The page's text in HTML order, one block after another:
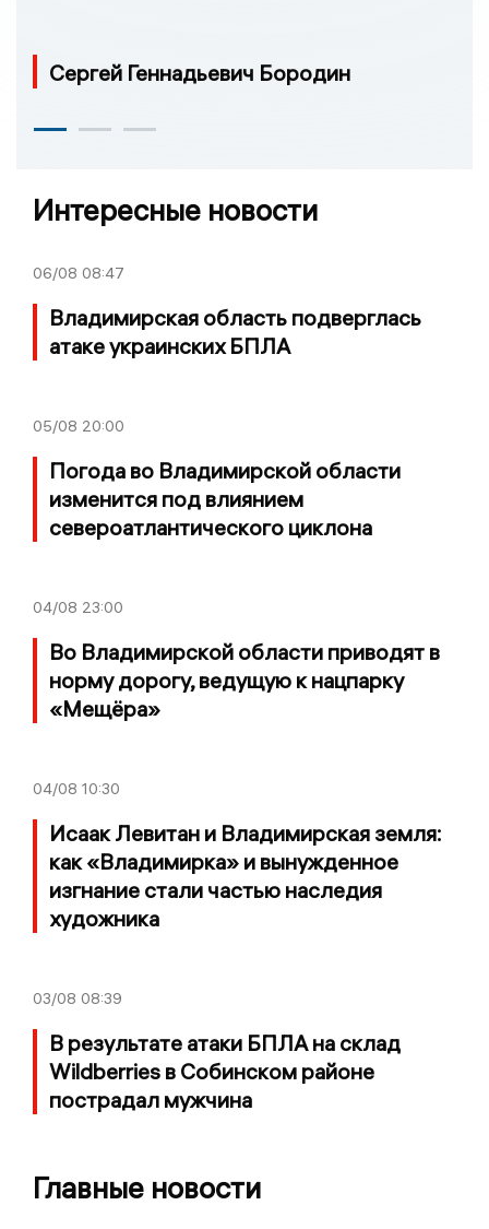
Сергей Геннадьевич Бородин
Интересные новости
06/08 08:47
Владимирская область подверглась
атаке украинских БПЛА
05/08 20:00
Погода во Владимирской области
изменится под влиянием
североатлантического циклона
04/08 23:00
Во Владимирской области приводят в
норму дорогу, ведущую к нацпарку
«Мещёра»
04/08 10:30
Исаак Левитан и Владимирская земля:
как «Владимирка» и вынужденное
изгнание стали частью наследия
художника
03/08 08:39
В результате атаки БПЛА на склад
Wildberries в Собинском районе
пострадал мужчина
Главные новости